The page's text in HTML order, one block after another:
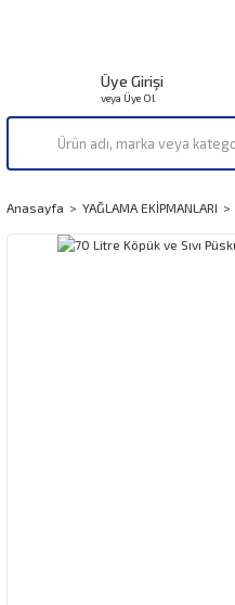
Üye Girişi
veya Üye Ol
Anasayfa YAĞLAMA EKİPMANLARI